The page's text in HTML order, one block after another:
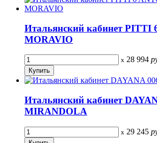
Итальянский кабинет
MORAVIO
x 28 994
Итальянский кабинет
MIRANDOLA
x 29 245